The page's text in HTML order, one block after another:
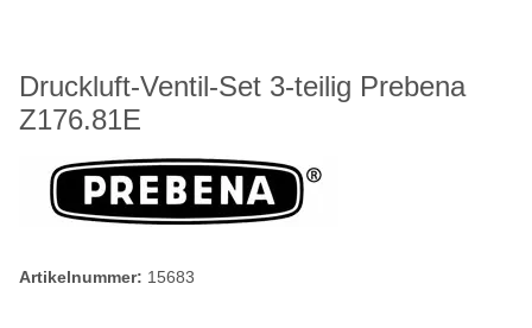
Druckluft-Ventil-Set 3-teilig Prebena
Z176.81E
Artikelnummer: 15683